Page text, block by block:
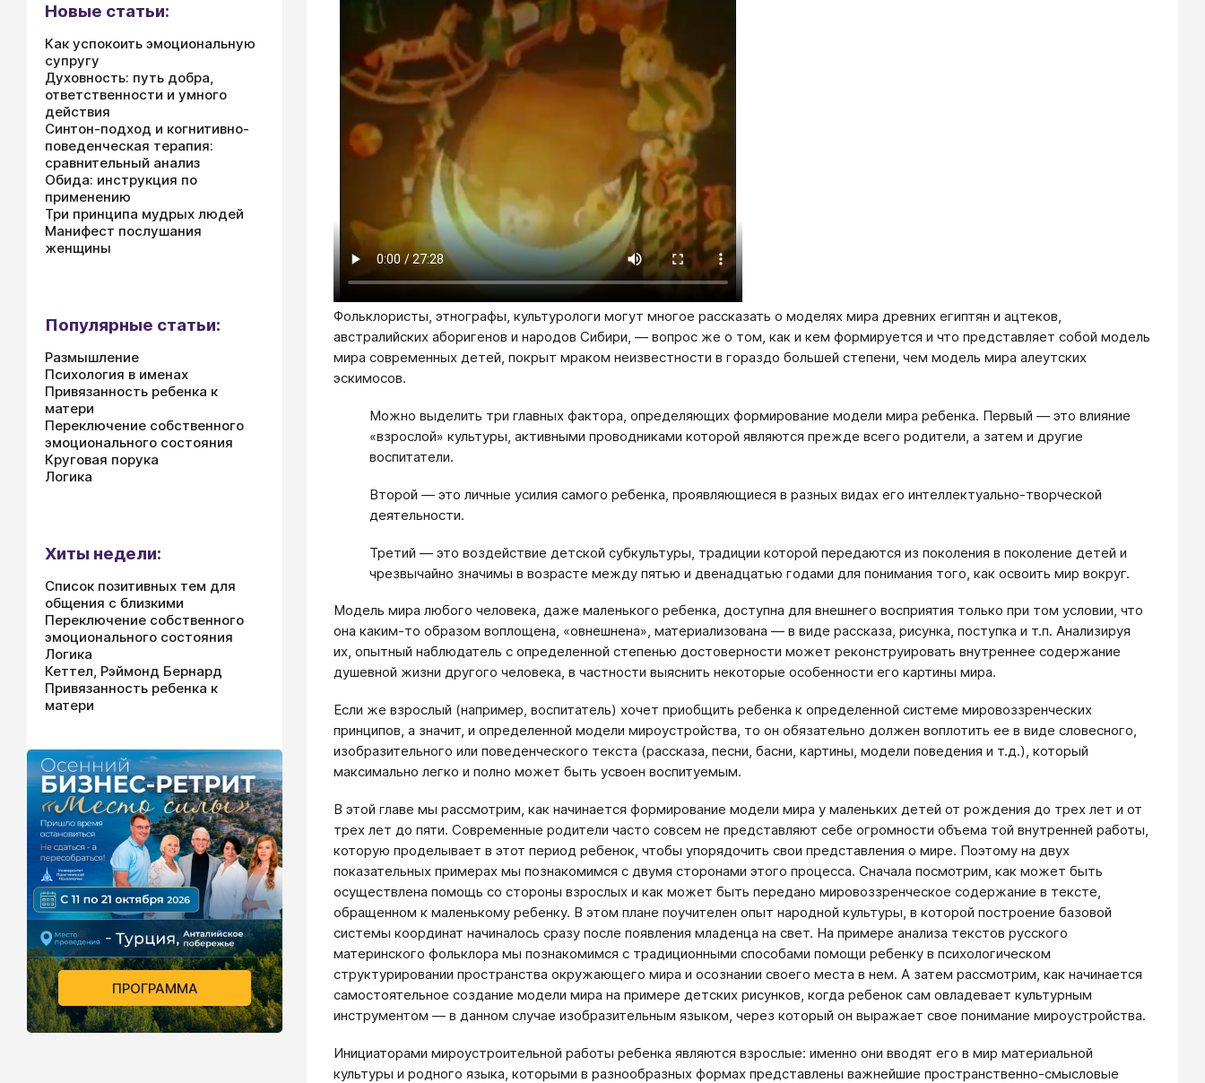
Фольклористы, этнографы, культурологи могут многое рассказать о моделях мира древних египтян и ацтеков,
австралийских аборигенов и народов Сибири, ― вопрос же о том, как и кем формируется и что представляет собой модель
мира современных детей, покрыт мраком неизвестности в гораздо большей степени, чем модель мира алеутских
эскимосов.
Можно выделить три главных фактора, определяющих формирование модели мира ребенка. Первый ― это влияние
«взрослой» культуры, активными проводниками которой являются прежде всего родители, а затем и другие
воспитатели.
Второй ― это личные усилия самого ребенка, проявляющиеся в разных видах его интеллектуально-творческой
деятельности.
Третий ― это воздействие детской субкультуры, традиции которой передаются из поколения в поколение детей и
чрезвычайно значимы в возрасте между пятью и двенадцатью годами для понимания того, как освоить мир вокруг.
Модель мира любого человека, даже маленького ребенка, доступна для внешнего восприятия только при том условии, что
она каким-то образом воплощена, «овнешнена», материализована ― в виде рассказа, рисунка, поступка и т.п. Анализируя
их, опытный наблюдатель с определенной степенью достоверности может реконструировать внутреннее содержание
душевной жизни другого человека, в частности выяснить некоторые особенности его картины мира.
Если же взрослый (например, воспитатель) хочет приобщить ребенка к определенной системе мировоззренческих
принципов, а значит, и определенной модели мироустройства, то он обязательно должен воплотить ее в виде словесного,
изобразительного или поведенческого текста (рассказа, песни, басни, картины, модели поведения и т.д.), который
максимально легко и полно может быть усвоен воспитуемым.
В этой главе мы рассмотрим, как начинается формирование модели мира у маленьких детей от рождения до трех лет и от
трех лет до пяти. Современные родители часто совсем не представляют себе огромности объема той внутренней работы,
которую проделывает в этот период ребенок, чтобы упорядочить свои представления о мире. Поэтому на двух
показательных примерах мы познакомимся с двумя сторонами этого процесса. Сначала посмотрим, как может быть
осуществлена помощь со стороны взрослых и как может быть передано мировоззренческое содержание в тексте,
обращенном к маленькому ребенку. В этом плане поучителен опыт народной культуры, в которой построение базовой
системы координат начиналось сразу после появления младенца на свет. На примере анализа текстов русского
материнского фольклора мы познакомимся с традиционными способами помощи ребенку в психологическом
структурировании пространства окружающего мира и осознании своего места в нем. А затем рассмотрим, как начинается
самостоятельное создание модели мира на примере детских рисунков, когда ребенок сам овладевает культурным
инструментом ― в данном случае изобразительным языком, через который он выражает свое понимание мироустройства.
Инициаторами мироустроительной работы ребенка являются взрослые: именно они вводят его в мир материальной
культуры и родного языка, которыми в разнообразных формах представлены важнейшие пространственно-смысловые
Новые статьи:
Как успокоить эмоциональную
супругу
Духовность: путь добра,
ответственности и умного
действия
Синтон-подход и когнитивно-
поведенческая терапия:
сравнительный анализ
Обида: инструкция по
применению
Три принципа мудрых людей
Манифест послушания
женщины
Популярные статьи:
Размышление
Психология в именах
Привязанность ребенка к
матери
Переключение собственного
эмоционального состояния
Круговая порука
Логика
Хиты недели:
Список позитивных тем для
общения с близкими
Переключение собственного
эмоционального состояния
Логика
Кеттел, Рэймонд Бернард
Привязанность ребенка к
матери
ПРОГРАММА